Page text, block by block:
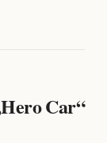
Car“